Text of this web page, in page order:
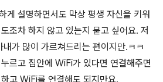
게 설명하면서도 막상 평생 자신을 키워
조차 하지 않고 있는지 묻고 싶어요. 저
가 많이 가르쳐드리는 편이지만.ㅋㅋ
르고 집안에 WiFi가 있다면 연결해주면
고 WiFi를 연결해도 되지만요.